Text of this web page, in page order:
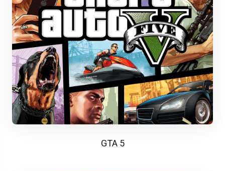
GTA 5